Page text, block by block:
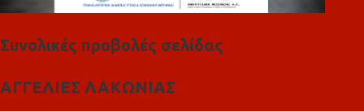
Συνολικές προβολές σελίδας
ΑΓΓΕΛΙΕΣ ΛΑΚΩΝΙΑΣ